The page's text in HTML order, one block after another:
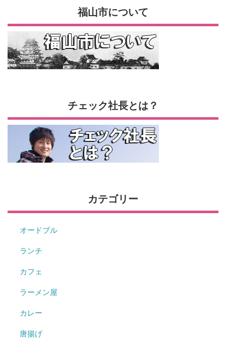
福山市について
チェック社長とは？
カテゴリー
オードブル
ランチ
カフェ
ラーメン屋
カレー
唐揚げ